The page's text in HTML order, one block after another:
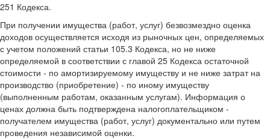
251 Кодекса.
При получении имущества (работ, услуг) безвозмездно оценка
доходов осуществляется исходя из рыночных цен, определяемых
с учетом положений статьи 105.3 Кодекса, но не ниже
определяемой в соответствии с главой 25 Кодекса остаточной
стоимости - по амортизируемому имуществу и не ниже затрат на
производство (приобретение) - по иному имуществу
(выполненным работам, оказанным услугам). Информация о
ценах должна быть подтверждена налогоплательщиком -
получателем имущества (работ, услуг) документально или путем
проведения независимой оценки.